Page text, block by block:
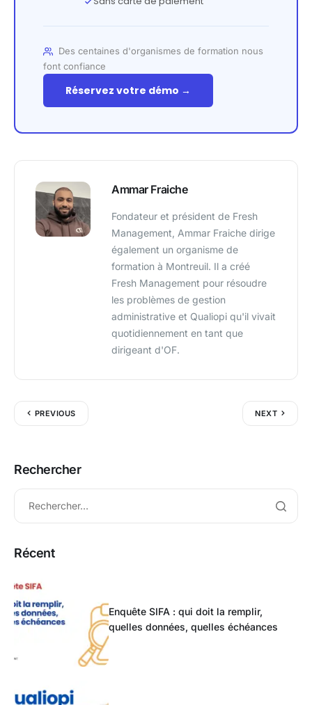
Des centaines d'organismes de formation nous
font confiance
Réservez votre démo →
Ammar Fraiche
Fondateur et président de Fresh
Management, Ammar Fraiche dirige
également un organisme de
formation à Montreuil. Il a créé
Fresh Management pour résoudre
les problèmes de gestion
administrative et Qualiopi qu'il vivait
quotidiennement en tant que
dirigeant d'OF.
PREVIOUS NEXT
Rechercher
Récent
Enquête SIFA : qui doit la remplir,
quelles données, quelles échéances